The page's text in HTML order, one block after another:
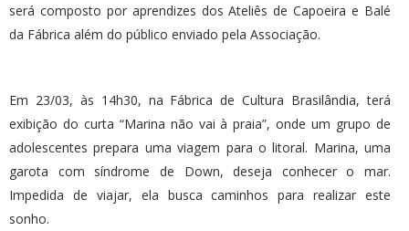
será composto por aprendizes dos Ateliês de Capoeira e Balé
da Fábrica além do público enviado pela Associação.
Em 23/03, às 14h30, na Fábrica de Cultura Brasilândia, terá
exibição do curta “Marina não vai à praia”, onde um grupo de
adolescentes prepara uma viagem para o litoral. Marina, uma
garota com síndrome de Down, deseja conhecer o mar.
Impedida de viajar, ela busca caminhos para realizar este
sonho.